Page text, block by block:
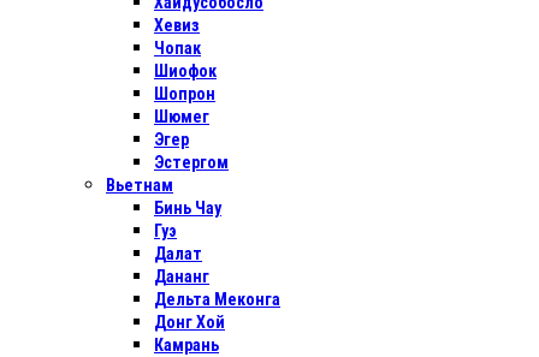
Хевиз
Чопак
Шиофок
Шопрон
Шюмег
Эгер
Эстергом
Вьетнам
Бинь Чау
Гуэ
Далат
Дананг
Дельта Меконга
Донг Хой
Камрань